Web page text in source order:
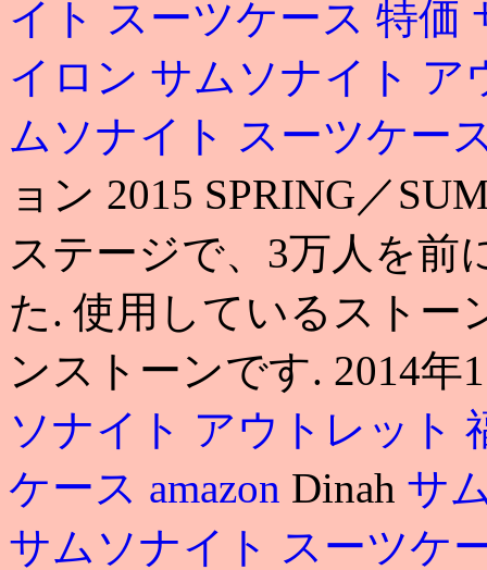
イト スーツケース 特価
イロン サムソナイト ア
ムソナイト スーツケー
ョン 2015 SPRING／
ステージで、3万人を前
た. 使用しているストー
ンストーンです. 2014
ソナイト アウトレット
ケース amazon Dinah サ
サムソナイト スーツケ